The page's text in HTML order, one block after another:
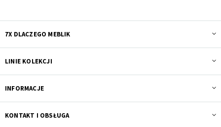
7X DLACZEGO MEBLIK
LINIE KOLEKCJI
INFORMACJE
KONTAKT I OBSŁUGA